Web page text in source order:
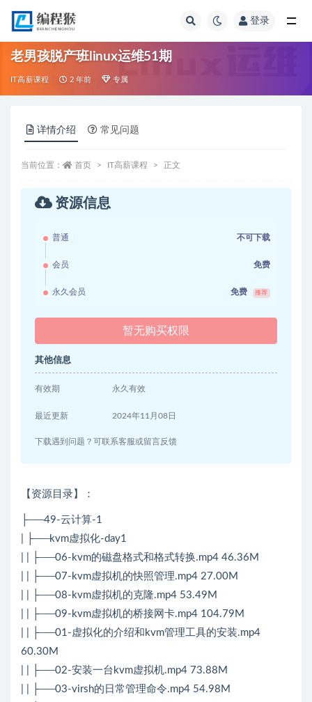
登录
老男孩脱产班linux运维51期
IT高薪课程 2 年前 专属
详情介绍 常见问题
当前位置： 首页 IT高薪课程 正文
资源信息
普通 不可下载
会员 免费
永久会员 免费 推荐
暂无购买权限
其他信息
有效期 永久有效
最近更新 2024年11月08日
下载遇到问题？可联系客服或留言反馈
【资源目录】：
├──49-云计算-1
| ├──kvm虚拟化-day1
| | ├──06-kvm的磁盘格式和格式转换.mp4 46.36M
| | ├──07-kvm虚拟机的快照管理.mp4 27.00M
| | ├──08-kvm虚拟机的克隆.mp4 53.49M
| | ├──09-kvm虚拟机的桥接网卡.mp4 104.79M
| | ├──01-虚拟化的介绍和kvm管理工具的安装.mp4
60.30M
| | ├──02-安装一台kvm虚拟机.mp4 73.88M
| | ├──03-virsh的日常管理命令.mp4 54.98M